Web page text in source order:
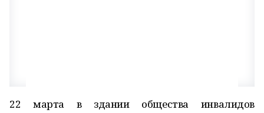
22 марта в здании общества инвалидов